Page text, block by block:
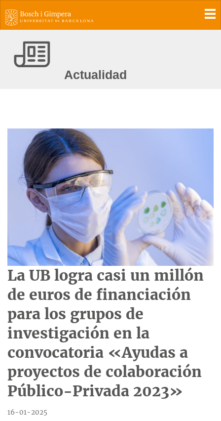
Actualidad
La UB logra casi un millón
de euros de financiación
para los grupos de
investigación en la
convocatoria «Ayudas a
proyectos de colaboración
Público-Privada 2023»
16-01-2025